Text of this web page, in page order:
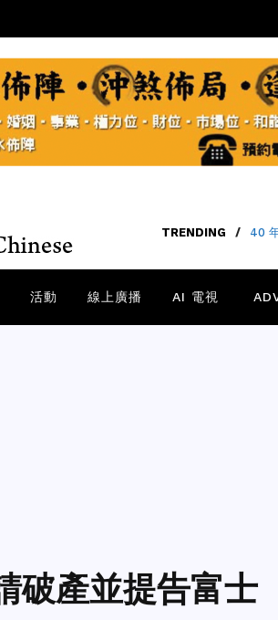
TRENDING / 【矽
活動 線上廣播 AI 電視
產並提告富士